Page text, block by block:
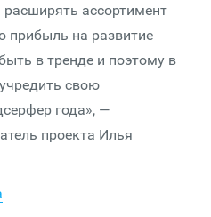
ассортимент
прибыль на развитие
в тренде и поэтому в
свою
года», —
проекта Илья